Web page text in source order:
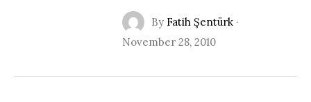
By Fatih Şentürk·
November 28, 2010